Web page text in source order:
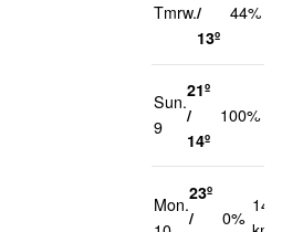
Tmrw./
13º
44%
Sun.
9
21º
/
14º
100%
Mon.
23º
/
0%
14